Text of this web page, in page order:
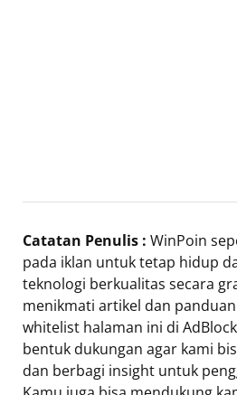
Catatan Penulis : WinPoin
pada iklan untuk tetap hidup
teknologi berkualitas secara
menikmati artikel dan
whitelist halaman ini di
bentuk dukungan agar kami
dan berbagi insight untuk